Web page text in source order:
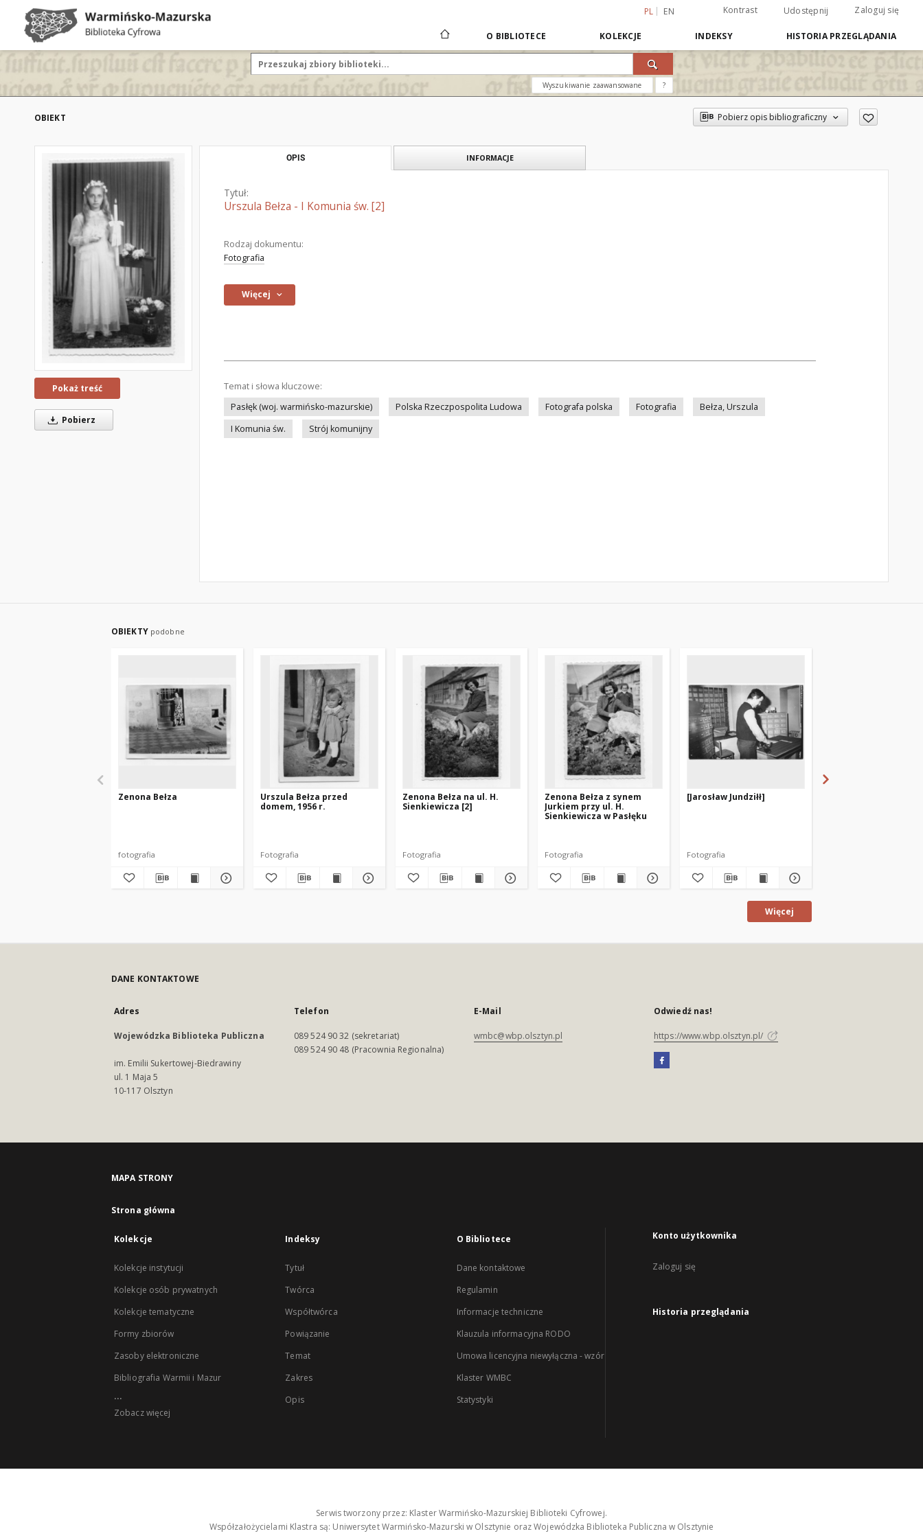
PL EN Kontrast Udostępnij Zaloguj się
O BIBLIOTECE KOLEKCJE INDEKSY HISTORIA PRZEGLĄDANIA
Wyszukiwanie zaawansowane ?
OBIEKT Pobierz opis bibliograficzny
Pokaż treść
Pobierz
OPIS INFORMACJE
Tytuł:
Urszula Bełza - I Komunia św. [2]
Rodzaj dokumentu:
Fotografia
Więcej
Temat i słowa kluczowe:
Pasłęk (woj. warmińsko-mazurskie)
Polska Rzeczpospolita Ludowa Fotografa polska Fotografia
Bełza, Urszula
I Komunia św.
Strój komunijny
OBIEKTY podobne
Zenona Bełza
fotografia
Urszula Bełza przed
domem, 1956 r.
Fotografia
Zenona Bełza na ul. H.
Sienkiewicza [2]
Fotografia
Zenona Bełza z synem
Jurkiem przy ul. H.
Sienkiewicza w Pasłęku
Fotografia
[Jarosław Jundziłł]
Fotografia
Więcej
DANE KONTAKTOWE
Adres
Wojewódzka Biblioteka Publiczna
im. Emilii Sukertowej-Biedrawiny
ul. 1 Maja 5
10-117 Olsztyn
Telefon
089 524 90 32 (sekretariat)
089 524 90 48 (Pracownia Regionalna)
E-Mail
wmbc@wbp.olsztyn.pl
Odwiedź nas!
https://www.wbp.olsztyn.pl/
MAPA STRONY
Strona główna
Kolekcje
Kolekcje instytucji
Kolekcje osób prywatnych
Kolekcje tematyczne
Formy zbiorów
Zasoby elektroniczne
Bibliografia Warmii i Mazur
...
Zobacz więcej
Indeksy
Tytuł
Twórca
Współtwórca
Powiązanie
Temat
Zakres
Opis
O Bibliotece
Dane kontaktowe
Regulamin
Informacje techniczne
Klauzula informacyjna RODO
Umowa licencyjna niewyłączna - wzór
Klaster WMBC
Statystyki
Konto użytkownika
Zaloguj się
Historia przeglądania
Serwis tworzony przez: Klaster Warmińsko-Mazurskiej Biblioteki Cyfrowej.
Współzałożycielami Klastra są: Uniwersytet Warmińsko-Mazurski w Olsztynie oraz Wojewódzka Biblioteka Publiczna w Olsztynie